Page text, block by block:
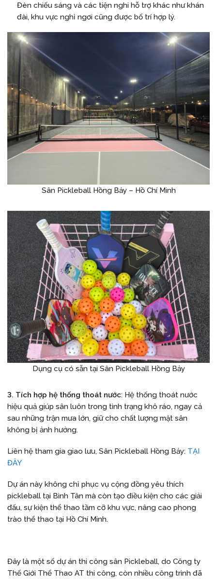
Đèn chiếu sáng và các tiện nghi hỗ trợ khác như khán
đài, khu vực nghỉ ngơi cũng được bố trí hợp lý.
Sân Pickleball Hồng Bảy – Hồ Chí Minh
Dụng cụ có sẵn tại Sân Pickleball Hồng Bảy
3. Tích hợp hệ thống thoát nước: Hệ thống thoát nước
hiệu quả giúp sân luôn trong tình trạng khô ráo, ngay cả
sau những trận mưa lớn, giữ cho chất lượng mặt sân
không bị ảnh hưởng.
Liên hệ tham gia giao lưu, Sân Pickleball Hồng Bảy: TẠI
ĐÂY
Dự án này không chỉ phục vụ cộng đồng yêu thích
pickleball tại Bình Tân mà còn tạo điều kiện cho các giải
đấu, sự kiện thể thao tầm cỡ khu vực, nâng cao phong
trào thể thao tại Hồ Chí Minh.
Đây là một số dự án thi công sân Pickleball, do Công ty
Thế Giới Thể Thao AT thi công, còn nhiều công trình đã